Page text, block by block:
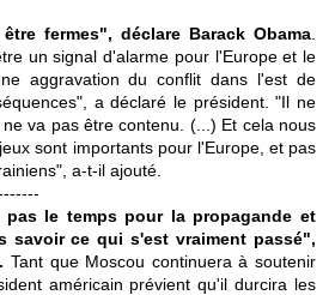
fermes", déclare Barack Obama
un signal d'alarme pour l'Europe et le
aggravation du conflit dans l'est de
a déclaré le président. "Il ne
va pas être contenu. (...) Et cela nous
sont importants pour l'Europe, et pas
a-t-il ajouté.
pas le temps pour la propagande et
savoir ce qui s'est vraiment passé",
Tant que Moscou continuera à soutenir
américain prévient qu'il durcira les